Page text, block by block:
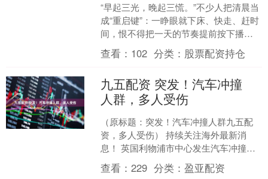
“早起三光，晚起三慌。”不少人把清晨当
成“重启键”：一睁眼就下床、快走、赶时
间，恨不得把一天的节奏提前按下播放
键。可也有人纳闷：为什么偏偏是清晨
鼎金投资，心脑血....
查看： 102 分类： 股票配资持仓
九五配资 突发！汽车冲撞
人群，多人受伤
（原标题：突发！汽车冲撞人群九五配
资，多人受伤） 持续关注海外最新消
息！ 英国利物浦市中心发生汽车冲撞人
群事件 多人受伤 据央视新闻，当地时间
5月26日，英国利....
查看：229 分类：盈亚配资